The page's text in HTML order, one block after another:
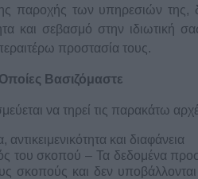
παροχής των υπηρεσιών της,
και σεβασμό στην ιδιωτική
προστασία τους.
Βασιζόμαστε
να τηρεί τις παρακάτω
αντικειμενικότητα και διαφάνεια
του σκοπού – Τα δεδομένα
σκοπούς και δεν